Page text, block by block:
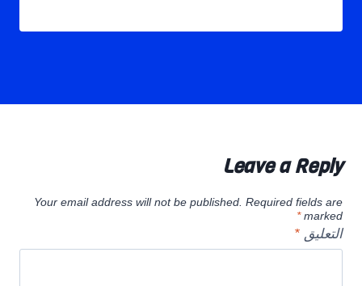
Leave a Reply
Your email address will not be published. Required fields are
marked
*
التعليق *